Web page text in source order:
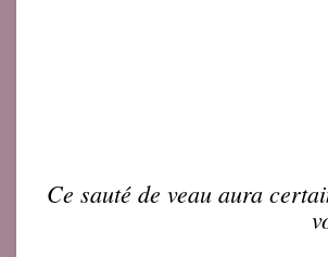
Ce sauté de veau aura